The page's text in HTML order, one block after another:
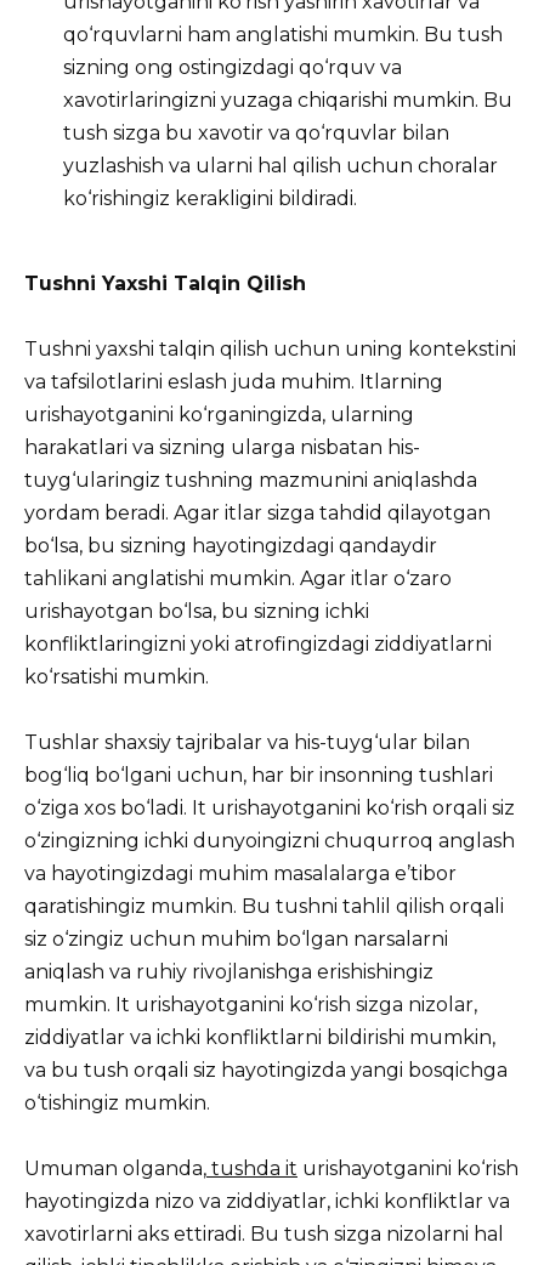
qo‘rquvlarni ham anglatishi mumkin. Bu tush
sizning ong ostingizdagi qo‘rquv va
xavotirlaringizni yuzaga chiqarishi mumkin. Bu
tush sizga bu xavotir va qo‘rquvlar bilan
yuzlashish va ularni hal qilish uchun choralar
ko‘rishingiz kerakligini bildiradi.
Tushni Yaxshi Talqin Qilish
Tushni yaxshi talqin qilish uchun uning kontekstini
va tafsilotlarini eslash juda muhim. Itlarning
urishayotganini ko‘rganingizda, ularning
harakatlari va sizning ularga nisbatan his-
tuyg‘ularingiz tushning mazmunini aniqlashda
yordam beradi. Agar itlar sizga tahdid qilayotgan
bo‘lsa, bu sizning hayotingizdagi qandaydir
tahlikani anglatishi mumkin. Agar itlar o‘zaro
urishayotgan bo‘lsa, bu sizning ichki
konfliktlaringizni yoki atrofingizdagi ziddiyatlarni
ko‘rsatishi mumkin.
Tushlar shaxsiy tajribalar va his-tuyg‘ular bilan
bog‘liq bo‘lgani uchun, har bir insonning tushlari
o‘ziga xos bo‘ladi. It urishayotganini ko‘rish orqali siz
o‘zingizning ichki dunyoingizni chuqurroq anglash
va hayotingizdagi muhim masalalarga e’tibor
qaratishingiz mumkin. Bu tushni tahlil qilish orqali
siz o‘zingiz uchun muhim bo‘lgan narsalarni
aniqlash va ruhiy rivojlanishga erishishingiz
mumkin. It urishayotganini ko‘rish sizga nizolar,
ziddiyatlar va ichki konfliktlarni bildirishi mumkin,
va bu tush orqali siz hayotingizda yangi bosqichga
o‘tishingiz mumkin.
Umuman olganda, tushda it urishayotganini ko‘rish
hayotingizda nizo va ziddiyatlar, ichki konfliktlar va
xavotirlarni aks ettiradi. Bu tush sizga nizolarni hal